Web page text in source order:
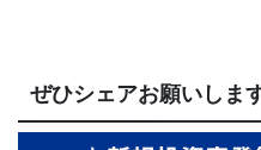
ぜひシェアお願いしま